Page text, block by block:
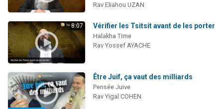
Rav Eliahou UZAN
8:07 Vérifier les Tsitsit avant de les porter
Halakha Time
Rav Yossef AYACHE
Être Juif, ça vaut des milliards
Pensée Juive
Rav Yigal COHEN